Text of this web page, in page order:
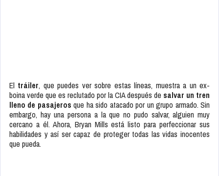
El tráiler, que puedes ver sobre estas líneas, muestra a un ex-
boina verde que es reclutado por la CIA después de salvar un tren
lleno de pasajeros que ha sido atacado por un grupo armado. Sin
embargo, hay una persona a la que no pudo salvar, alguien muy
cercano a él. Ahora, Bryan Mills está listo para perfeccionar sus
habilidades y así ser capaz de proteger todas las vidas inocentes
que pueda.